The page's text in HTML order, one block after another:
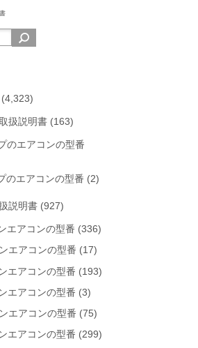
(4,323)
扱説明書 (163)
のエアコンの型番
のエアコンの型番 (2)
説明書 (927)
エアコンの型番 (336)
エアコンの型番 (17)
エアコンの型番 (193)
エアコンの型番 (3)
エアコンの型番 (75)
エアコンの型番 (299)